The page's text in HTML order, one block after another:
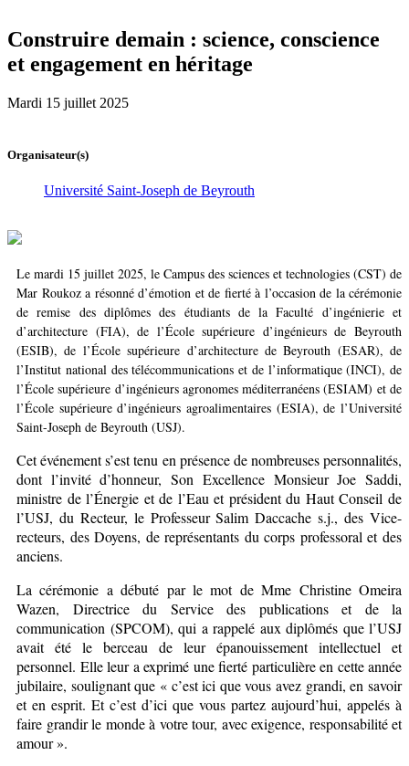
Construire demain : science, conscience
et engagement en héritage
Mardi 15 juillet 2025
Organisateur(s)
Université Saint-Joseph de Beyrouth
Le mardi 15 juillet 2025, le Campus des sciences et technologies (CST) de
Mar Roukoz a résonné d’émotion et de fierté à l’occasion de la cérémonie
de remise des diplômes des étudiants de la Faculté d’ingénierie et
d’architecture (FIA), de l’École supérieure d’ingénieurs de Beyrouth
(ESIB), de l’École supérieure d’architecture de Beyrouth (ESAR), de
l’Institut national des télécommunications et de l’informatique (INCI), de
l’École supérieure d’ingénieurs agronomes méditerranéens (ESIAM) et de
l’École supérieure d’ingénieurs agroalimentaires (ESIA), de l’Université
Saint-Joseph de Beyrouth (USJ).
Cet événement s’est tenu en présence de nombreuses personnalités,
dont l’invité d’honneur, Son Excellence Monsieur Joe Saddi,
ministre de l’Énergie et de l’Eau et président du Haut Conseil de
l’USJ, du Recteur, le Professeur Salim Daccache s.j., des Vice-
recteurs, des Doyens, de représentants du corps professoral et des
anciens.
La cérémonie a débuté par le mot de Mme Christine Omeira
Wazen, Directrice du Service des publications et de la
communication (SPCOM), qui a rappelé aux diplômés que l’USJ
avait été le berceau de leur épanouissement intellectuel et
personnel. Elle leur a exprimé une fierté particulière en cette année
jubilaire, soulignant que « c’est ici que vous avez grandi, en savoir
et en esprit. Et c’est d’ici que vous partez aujourd’hui, appelés à
faire grandir le monde à votre tour, avec exigence, responsabilité et
amour ».